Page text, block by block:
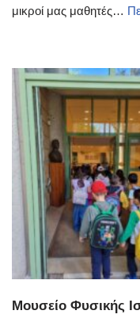
μικροί μας μαθητές…
Μουσείο Φυσικής